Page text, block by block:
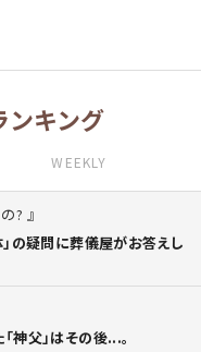
ンキング
WEEKLY
?
の疑問に葬儀屋がお答えし
神父」はその後...。